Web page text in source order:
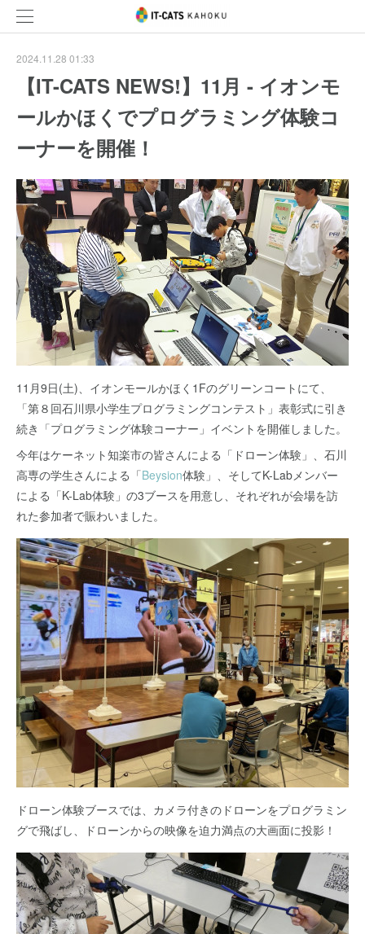
2024.11.28 01:33
【IT-CATS NEWS!】11月 - イオンモ
ールかほくでプログラミング体験コ
ーナーを開催！
11月9日(土)、イオンモールかほく1Fのグリーンコートにて、
「第８回石川県小学生プログラミングコンテスト」表彰式に引き
続き「プログラミング体験コーナー」イベントを開催しました。
今年はケーネット知楽市の皆さんによる「ドローン体験」、石川
高専の学生さんによる「Beysion体験」、そしてK-Labメンバー
による「K-Lab体験」の3ブースを用意し、それぞれが会場を訪
れた参加者で賑わいました。
ドローン体験ブースでは、カメラ付きのドローンをプログラミン
グで飛ばし、ドローンからの映像を迫力満点の大画面に投影！